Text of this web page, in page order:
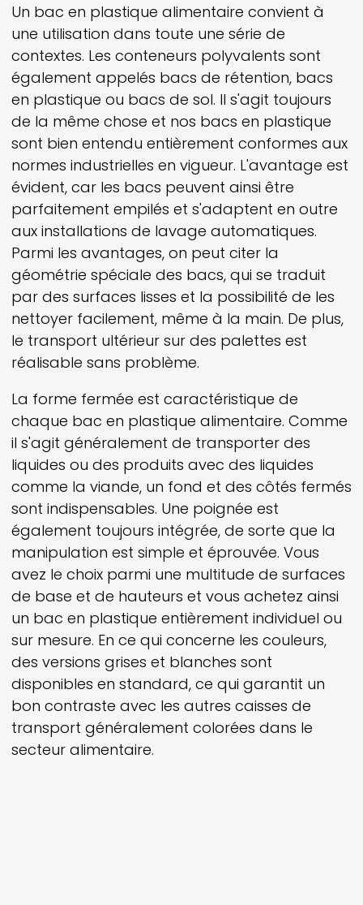
Un bac en plastique alimentaire convient à
une utilisation dans toute une série de
contextes. Les conteneurs polyvalents sont
également appelés bacs de rétention, bacs
en plastique ou bacs de sol. Il s'agit toujours
de la même chose et nos bacs en plastique
sont bien entendu entièrement conformes aux
normes industrielles en vigueur. L'avantage est
évident, car les bacs peuvent ainsi être
parfaitement empilés et s'adaptent en outre
aux installations de lavage automatiques.
Parmi les avantages, on peut citer la
géométrie spéciale des bacs, qui se traduit
par des surfaces lisses et la possibilité de les
nettoyer facilement, même à la main. De plus,
le transport ultérieur sur des palettes est
réalisable sans problème.
La forme fermée est caractéristique de
chaque bac en plastique alimentaire. Comme
il s'agit généralement de transporter des
liquides ou des produits avec des liquides
comme la viande, un fond et des côtés fermés
sont indispensables. Une poignée est
également toujours intégrée, de sorte que la
manipulation est simple et éprouvée. Vous
avez le choix parmi une multitude de surfaces
de base et de hauteurs et vous achetez ainsi
un bac en plastique entièrement individuel ou
sur mesure. En ce qui concerne les couleurs,
des versions grises et blanches sont
disponibles en standard, ce qui garantit un
bon contraste avec les autres caisses de
transport généralement colorées dans le
secteur alimentaire.